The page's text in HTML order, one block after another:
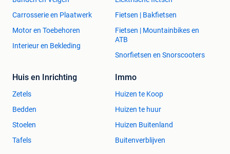
Carrosserie en Plaatwerk
Motor en Toebehoren
Interieur en Bekleding
Fietsen | Bakfietsen
Fietsen | Mountainbikes en
ATB
Snorfietsen en Snorscooters
Huis en Inrichting
Zetels
Bedden
Stoelen
Tafels
Immo
Huizen te Koop
Huizen te huur
Huizen Buitenland
Buitenverblijven